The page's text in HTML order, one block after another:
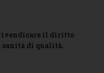
il diritto
di qualità.